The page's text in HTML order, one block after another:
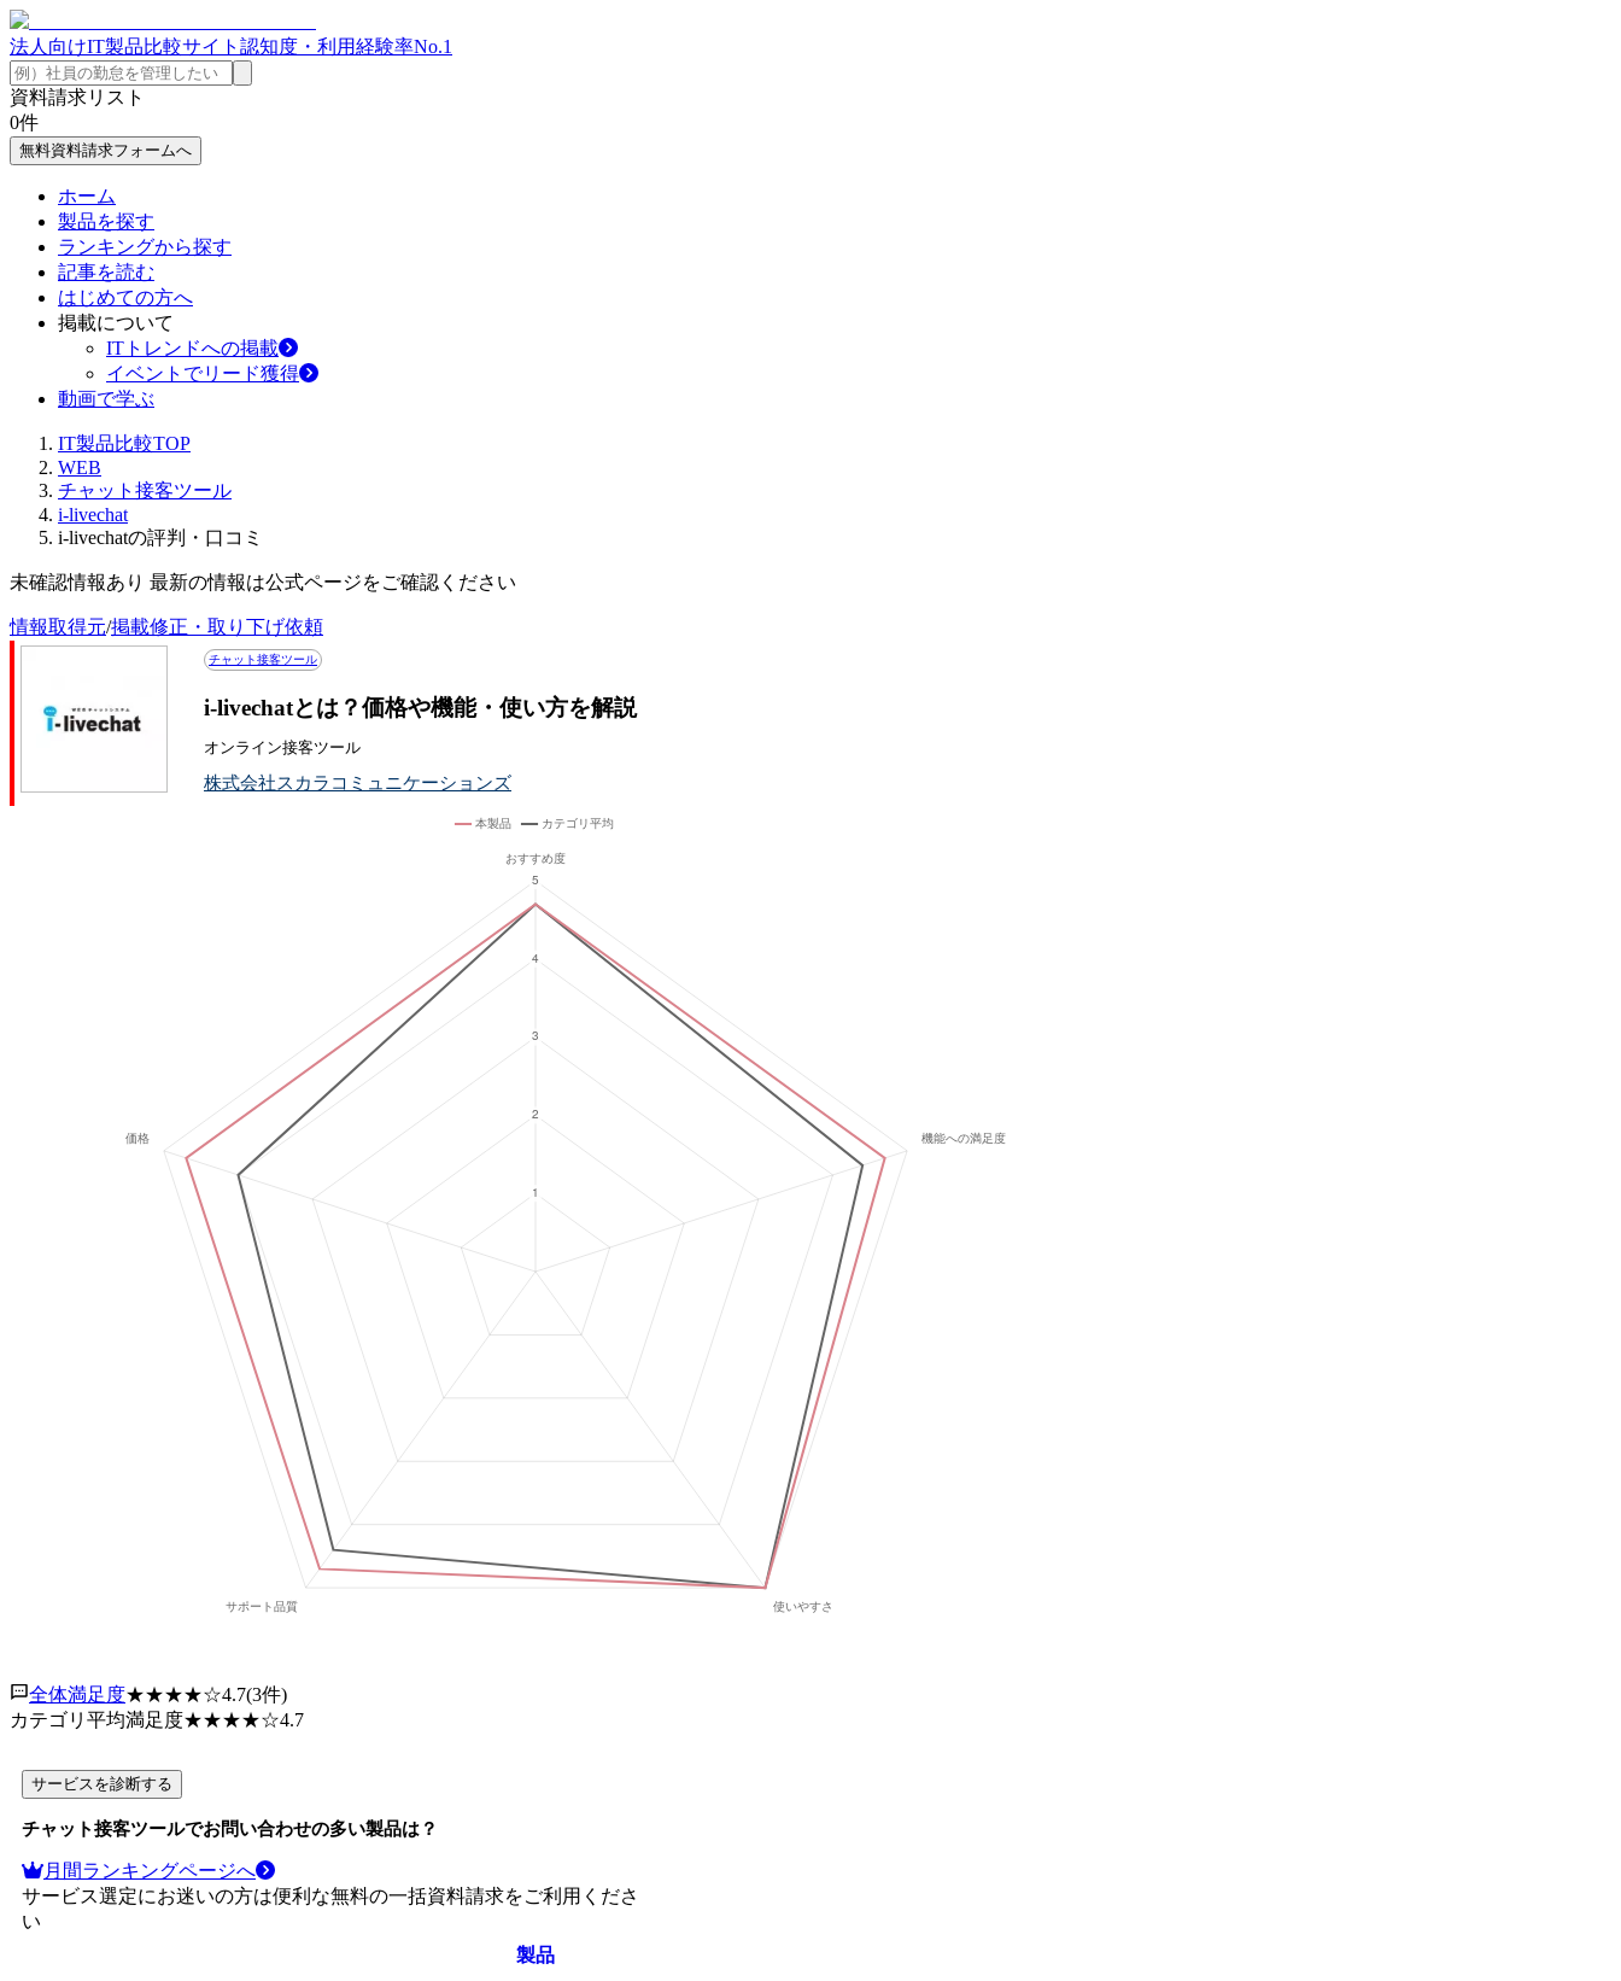
法人向けIT製品比較サイト 認知度・利用経験率No.1
資料請求リスト
0件
無料資料請求フォームへ
ホーム
製品を探す
ランキングから探す
記事を読む
はじめての方へ
掲載について
ITトレンドへの掲載
イベントでリード獲得
動画で学ぶ
IT製品比較TOP
WEB
チャット接客ツール
i-livechat
i-livechatの評判・口コミ
未確認情報あり 最新の情報は公式ページをご確認ください
情報取得元/掲載修正・取り下げ依頼
チャット接客ツール
i-livechatとは？価格や機能・使い方を解説
オンライン接客ツール
株式会社スカラコミュニケーションズ
全体満足度★★★★☆4.7(3件)
カテゴリ平均満足度★★★★☆4.7
サービスを診断する
チャット接客ツールでお問い合わせの多い製品は？
月間ランキングページへ
サービス選定にお迷いの方は便利な無料の一括資料請求をご利用くださ
い
製品